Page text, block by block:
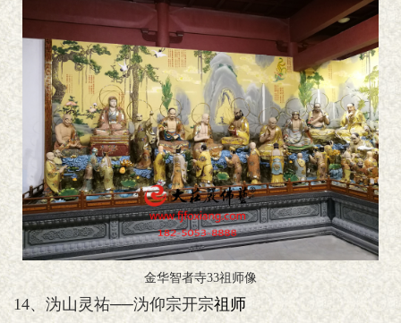
金华智者寺33祖师像
14、沩山灵祐──沩仰宗开宗祖师